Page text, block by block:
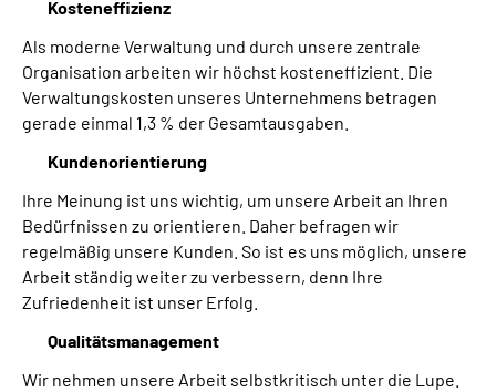
Kosteneffizienz
Als moderne Verwaltung und durch unsere zentrale
Organisation arbeiten wir höchst kosteneffizient. Die
Verwaltungskosten unseres Unternehmens betragen
gerade einmal 1,3 % der Gesamtausgaben.
Kundenorientierung
Ihre Meinung ist uns wichtig, um unsere Arbeit an Ihren
Bedürfnissen zu orientieren. Daher befragen wir
regelmäßig unsere Kunden. So ist es uns möglich, unsere
Arbeit ständig weiter zu verbessern, denn Ihre
Zufriedenheit ist unser Erfolg.
Qualitätsmanagement
Wir nehmen unsere Arbeit selbstkritisch unter die Lupe.